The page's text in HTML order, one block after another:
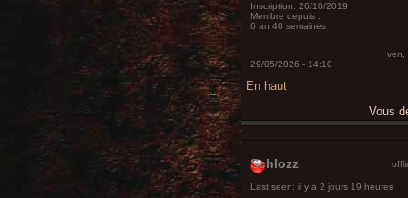
Inscription: 26/10/2019
Membre depuis :
6 an 40 semaines
ven,
29/05/2026 - 14:10
En haut
Vous
Schlozz
Last seen: il y a 2 jours 19 heures